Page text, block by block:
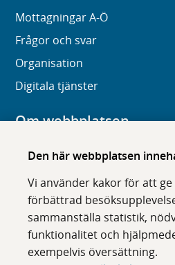
Den här webbplatsen
Vi använder kakor för att ge
förbättrad
sammanställa statistik,
funktionalitet och
exempelvis översättning.
Mottagningar A-Ö
Frågor och svar
Organisation
Digitala tjänster
Om webbplatsen
Om karolinska.se
Tillgänglighet
Om cookies
Följ oss i sociala medier